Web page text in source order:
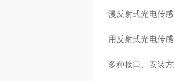
漫反射式光电传
用反射式光电传
多种接口、安装